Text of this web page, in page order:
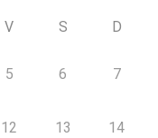
V S D
5 6 7
12 13 14